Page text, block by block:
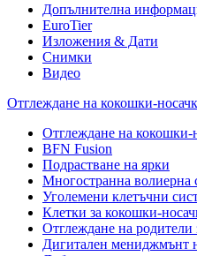
Допълнителна
EuroTier
Изложения & Дати
Снимки
Видео
Отглеждане на кокошки-
Отглеждане на кокошки-
BFN Fusion
Подрастване на ярки
Многостранна волиерна
Уголемени клетъчни
Клетки за кокошки-
Отглеждане на родители
Дигитален мениджмънт